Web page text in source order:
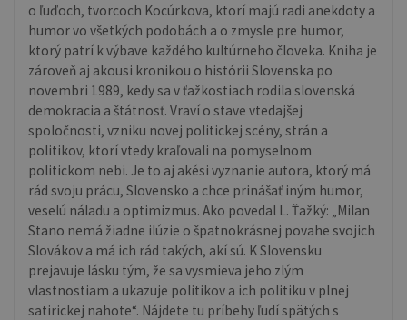
o ľuďoch, tvorcoch Kocúrkova, ktorí majú radi anekdoty a
humor vo všetkých podobách a o zmysle pre humor,
ktorý patrí k výbave každého kultúrneho človeka. Kniha je
zároveň aj akousi kronikou o histórii Slovenska po
novembri 1989, kedy sa v ťažkostiach rodila slovenská
demokracia a štátnosť. Vraví o stave vtedajšej
spoločnosti, vzniku novej politickej scény, strán a
politikov, ktorí vtedy kraľovali na pomyselnom
politickom nebi. Je to aj akési vyznanie autora, ktorý má
rád svoju prácu, Slovensko a chce prinášať iným humor,
veselú náladu a optimizmus. Ako povedal L. Ťažký: „Milan
Stano nemá žiadne ilúzie o špatnokrásnej povahe svojich
Slovákov a má ich rád takých, akí sú. K Slovensku
prejavuje lásku tým, že sa vysmieva jeho zlým
vlastnostiam a ukazuje politikov a ich politiku v plnej
satirickej nahote“. Nájdete tu príbehy ľudí spätých s